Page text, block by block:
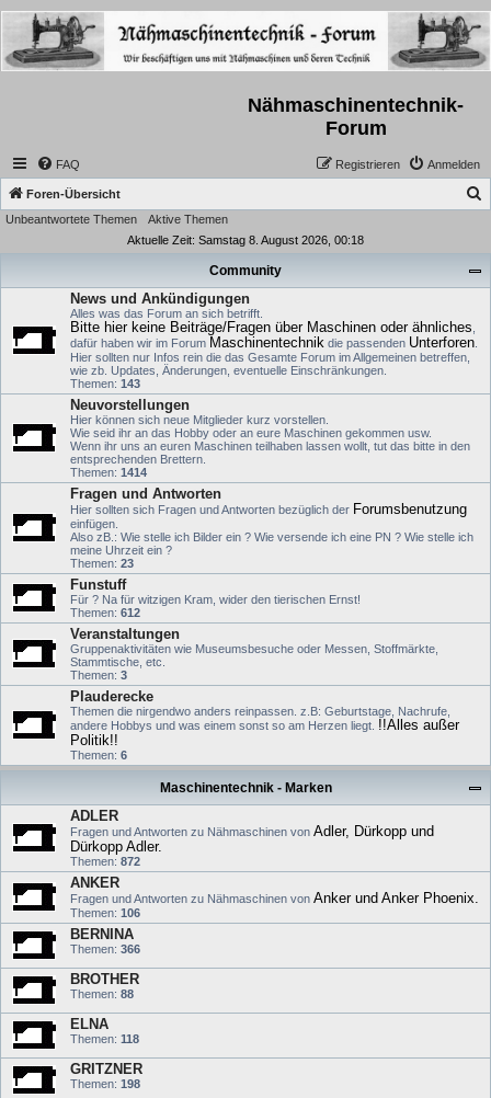
Nähmaschinentechnik-
Forum
FAQ Anmelden
Registrieren
Foren-Übersicht
Unbeantwortete Themen
Aktive Themen
Aktuelle Zeit: Samstag 8. August 2026, 00:18
Community
News und Ankündigungen
Alles was das Forum an sich betrifft.
Bitte hier keine Beiträge/Fragen über Maschinen oder ähnliches
dafür haben wir im Forum Maschinentechnik die passenden Unterforen
Hier sollten nur Infos rein die das Gesamte Forum im Allgemeinen betreffen,
wie zb. Updates, Änderungen, eventuelle Einschränkungen.
Themen: 143
Neuvorstellungen
Hier können sich neue Mitglieder kurz vorstellen.
Wie seid ihr an das Hobby oder an eure Maschinen gekommen usw.
Wenn ihr uns an euren Maschinen teilhaben lassen wollt, tut das bitte in den
entsprechenden Brettern.
Themen: 1414
Fragen und Antworten
Hier sollten sich Fragen und Antworten bezüglich der Forumsbenutzung
einfügen.
Also zB.: Wie stelle ich Bilder ein ? Wie versende ich eine PN ? Wie stelle ich
meine Uhrzeit ein ?
Themen: 23
Funstuff
Für ? Na für witzigen Kram, wider den tierischen Ernst!
Themen: 612
Veranstaltungen
Gruppenaktivitäten wie Museumsbesuche oder Messen, Stoffmärkte,
Stammtische, etc.
Themen: 3
Plauderecke
Themen die nirgendwo anders reinpassen. z.B: Geburtstage, Nachrufe,
andere Hobbys und was einem sonst so am Herzen liegt. !!Alles außer
Politik!!
Themen: 6
Maschinentechnik - Marken
ADLER
Fragen und Antworten zu Nähmaschinen von Adler, Dürkopp und
Dürkopp Adler.
Themen: 872
ANKER
Fragen und Antworten zu Nähmaschinen von Anker und Anker Phoenix.
Themen: 106
BERNINA
Themen: 366
BROTHER
Themen: 88
ELNA
Themen: 118
GRITZNER
Themen: 198